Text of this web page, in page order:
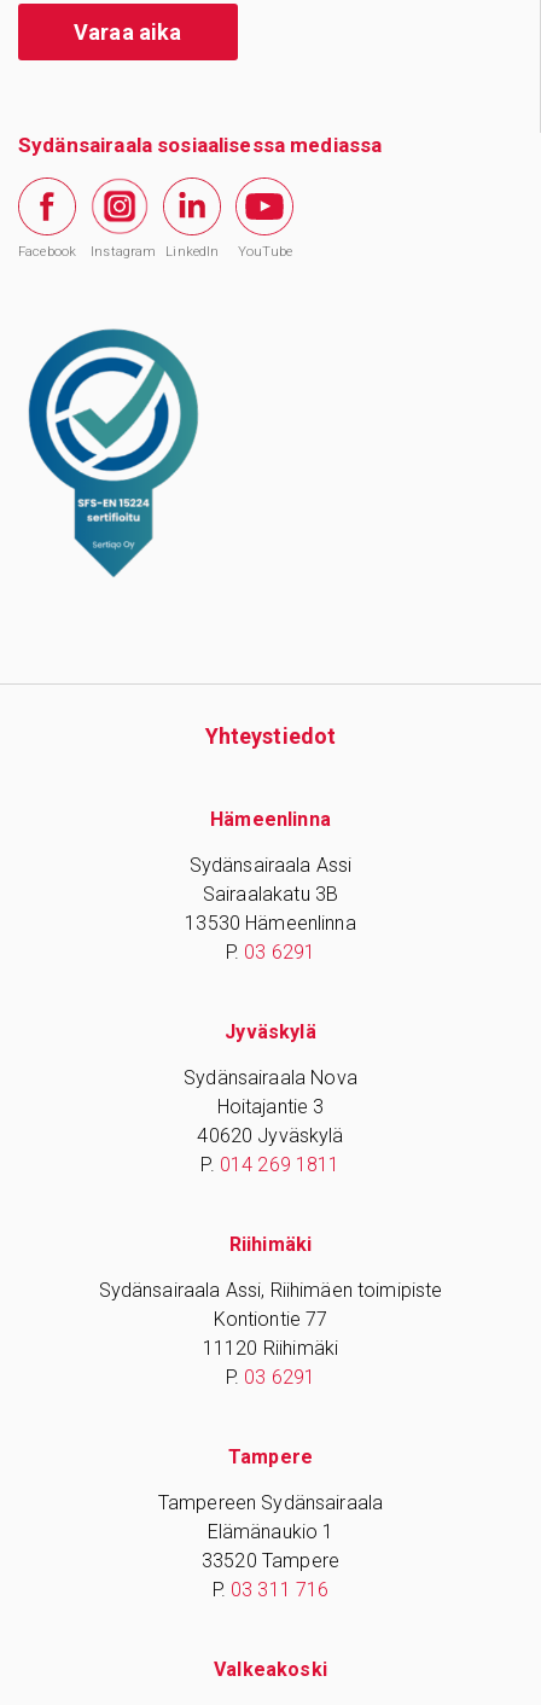
Varaa aika
Sydänsairaala sosiaalisessa mediassa
Facebook Instagram LinkedIn YouTube
Yhteys­tiedot
Hämeenlinna
Sydänsairaala Assi
Sairaalakatu 3B
13530 Hämeenlinna
P. 03 6291
Jyväskylä
Sydänsairaala Nova
Hoitajantie 3
40620 Jyväskylä
P. 014 269 1811
Riihimäki
Sydänsairaala Assi, Riihimäen toimipiste
Kontiontie 77
11120 Riihimäki
P. 03 6291
Tampere
Tampereen Sydänsairaala
Elämänaukio 1
33520 Tampere
P. 03 311 716
Valkeakoski